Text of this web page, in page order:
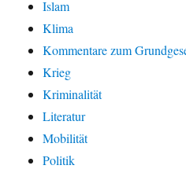
Islam
Klima
Kommentare zum
Krieg
Kriminalität
Literatur
Mobilität
Politik